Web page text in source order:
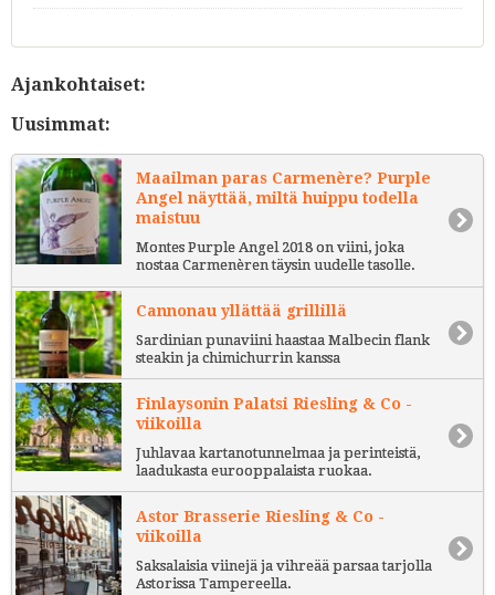
Ajankohtaiset:
Uusimmat:
Maailman paras Carmenère? Purple
Angel näyttää, miltä huippu todella
maistuu
Montes Purple Angel 2018 on viini, joka
nostaa Carmenèren täysin uudelle tasolle.
Cannonau yllättää grillillä
Sardinian punaviini haastaa Malbecin flank
steakin ja chimichurrin kanssa
Finlaysonin Palatsi Riesling & Co -
viikoilla
Juhlavaa kartanotunnelmaa ja perinteistä,
laadukasta eurooppalaista ruokaa.
Astor Brasserie Riesling & Co -
viikoilla
Saksalaisia viinejä ja vihreää parsaa tarjolla
Astorissa Tampereella.